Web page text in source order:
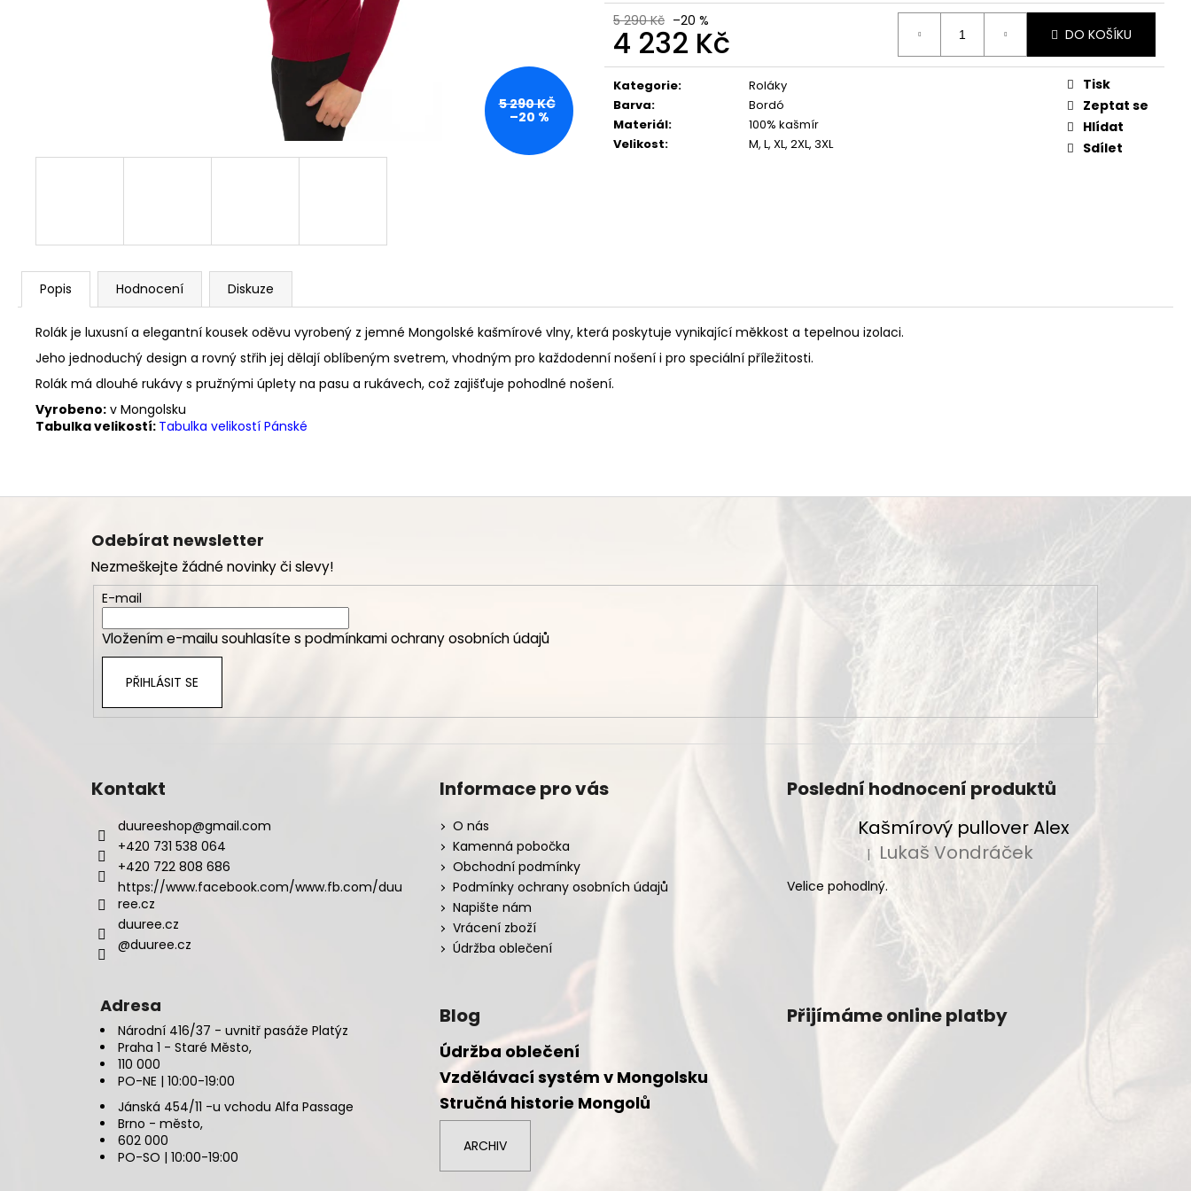
5 290 Kč –20 %
4 232 Kč
Měrná
cena:
DO KOŠÍKU
Kategorie:
Roláky
Barva:
Bordó
Materiál:
100% kašmír
Velikost: M, L, XL, 2XL, 3XL
Tisk
Zeptat se
Hlídat
Sdílet
5 290 KČ
–20 %
Popis Hodnocení Diskuze
Rolák je luxusní a elegantní kousek oděvu vyrobený z jemné Mongolské kašmírové vlny, která poskytuje vynikající měkkost a tepelnou izolaci.
Jeho jednoduchý design a rovný střih jej dělají oblíbeným svetrem, vhodným pro každodenní nošení i pro speciální příležitosti.
Rolák má dlouhé rukávy s pružnými úplety na pasu a rukávech, což zajišťuje pohodlné nošení.
Vyrobeno: v Mongolsku
Tabulka velikostí: Tabulka velikostí Pánské
Z
Odebírat newsletter
Nezmeškejte žádné novinky či slevy!
E-mail
Vložením e-mailu souhlasíte spodmínkami ochrany osobních údajů
PŘIHLÁSIT SE
Kontakt
duureeshop@gmail.com
+420 731 538 064
+420 722 808 686
https://www.facebook.com/www.fb.com/duu
ree.cz
duuree.cz
@duuree.cz
Informace pro vás
O nás
Kamenná pobočka
Obchodní podmínky
Podmínky ochrany osobních údajů
Napište nám
Vrácení zboží
Údržba oblečení
Poslední hodnocení produktů
Kašmírový pullover Alex
Hodnocení produktu je 5 z 5 hvězdiček.
| Lukaš Vondráček
Velice pohodlný.
Adresa
Národní 416/37 - uvnitř pasáže Platýz
Praha 1 - Staré Město,
110 000
PO-NE | 10:00-19:00
Jánská 454/11 -u vchodu Alfa Passage
Brno - město,
602 000
PO-SO | 10:00-19:00
Blog
Údržba oblečení
Vzdělávací systém v Mongolsku
Stručná historie Mongolů
ARCHIV
Přijímáme online platby